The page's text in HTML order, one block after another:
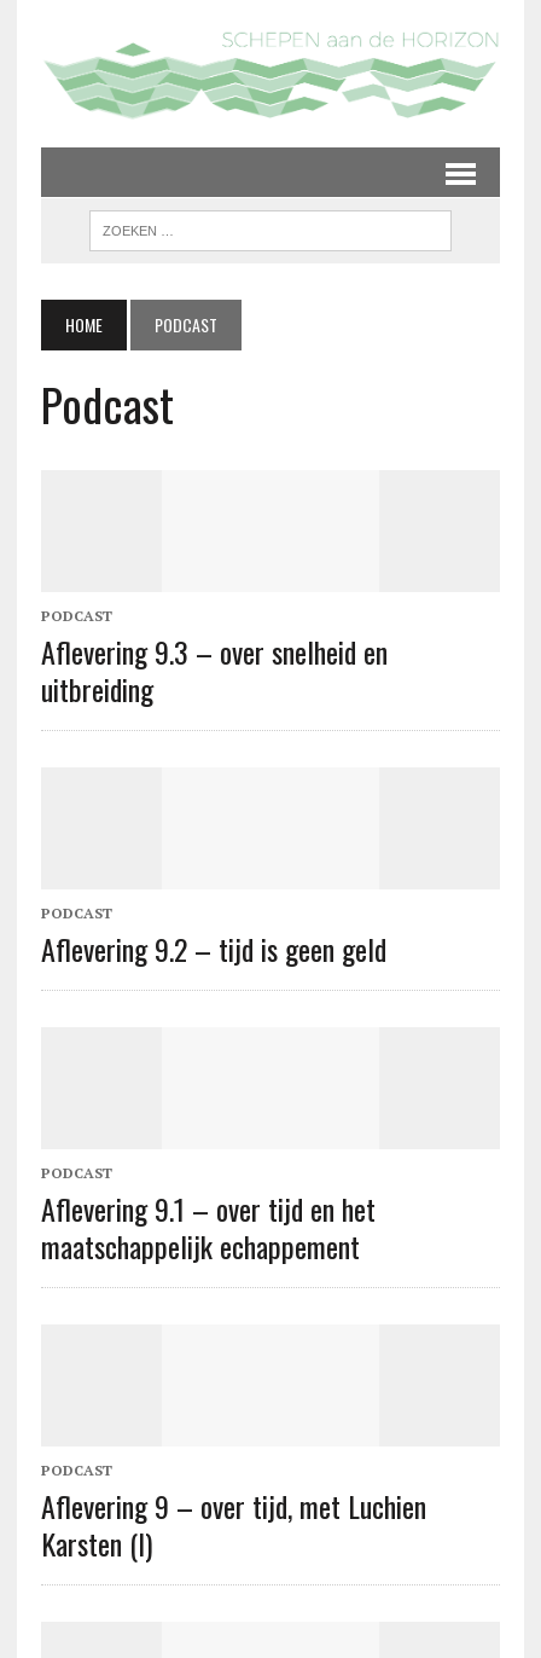
HOME PODCAST
Podcast
PODCAST
Aflevering 9.3 – over snelheid en
uitbreiding
PODCAST
Aflevering 9.2 – tijd is geen geld
PODCAST
Aflevering 9.1 – over tijd en het
maatschappelijk echappement
PODCAST
Aflevering 9 – over tijd, met Luchien
Karsten (I)